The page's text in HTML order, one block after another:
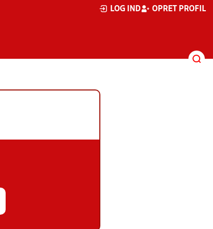
LOG IND OPRET PROFIL